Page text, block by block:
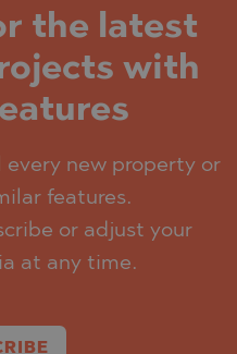
the latest
with
every new property or
features.
or adjust your
at any time.